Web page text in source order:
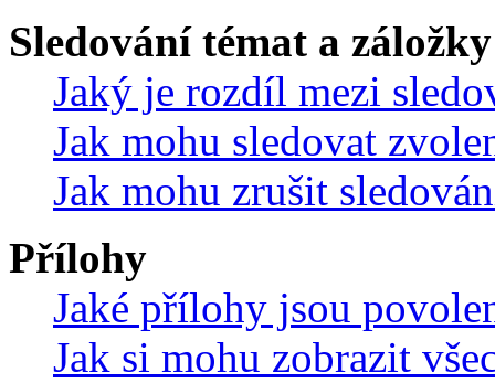
Sledování témat a záložky
Jaký je rozdíl mezi
Jak mohu sledovat
Jak mohu zrušit
Přílohy
Jaké přílohy jsou
Jak si mohu zobrazit